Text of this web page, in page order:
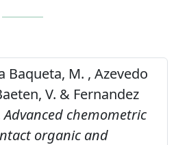
Baqueta, M. , Azevedo
V. & Fernandez
Advanced chemometric
organic and